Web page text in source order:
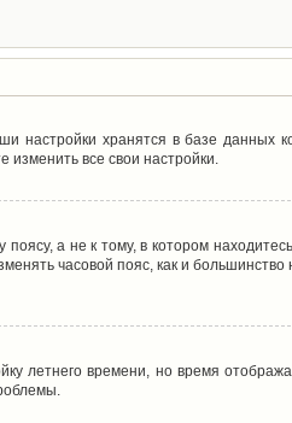
настройки хранятся в базе
изменить все свои настройки.
а не к тому, в котором
часовой пояс, как и
летнего времени, но время